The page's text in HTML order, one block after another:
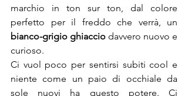
marchio in ton sur ton, dal colore
bianco-grigio ghiaccio davvero nuovo e
curioso.
Ci vuol poco per sentirsi subiti cool e
niente come un paio di occhiale da
sole nuovi ha questo potere. Ci